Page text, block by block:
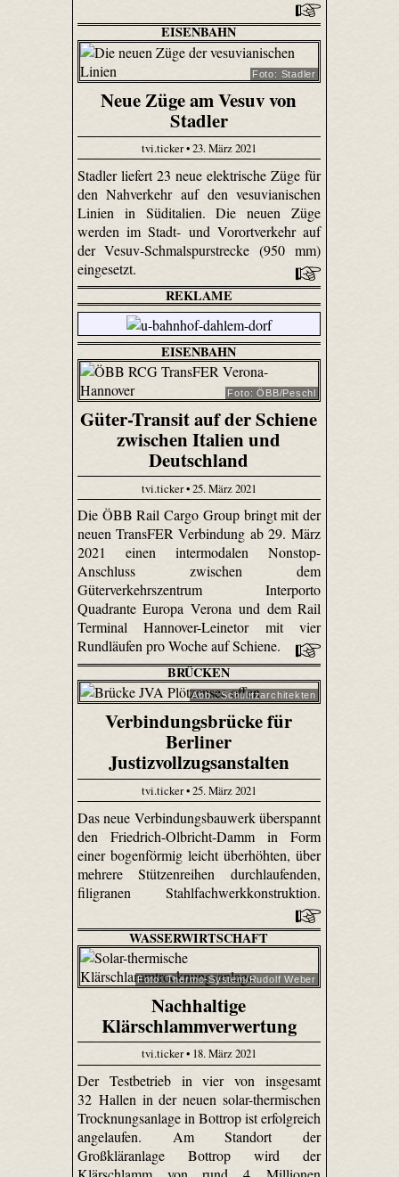
EISENBAHN
Foto: Stadler
Neue Züge am Vesuv von
Stadler
tvi.ticker • 23. März 2021
Stadler liefert 23 neue elektrische Züge für
den Nahverkehr auf den vesuvianischen
Linien in Süditalien. Die neuen Züge
werden im Stadt- und Vorortverkehr auf
der Vesuv-Schmalspurstrecke (950 mm)
eingesetzt.
REKLAME
EISENBAHN
Foto: ÖBB/Peschl
Güter-Transit auf der Schiene
zwischen Italien und
Deutschland
tvi.ticker • 25. März 2021
Die ÖBB Rail Cargo Group bringt mit der
neuen TransFER Verbindung ab 29. März
2021 einen intermodalen Nonstop-
Anschluss zwischen dem
Güterverkehrszentrum Interporto
Quadrante Europa Verona und dem Rail
Terminal Hannover-Leinetor mit vier
Rundläufen pro Woche auf Schiene.
BRÜCKEN
Abb.: Schulitzarchitekten
Verbindungsbrücke für
Berliner
Justizvollzugsanstalten
tvi.ticker • 25. März 2021
Das neue Verbindungsbauwerk überspannt
den Friedrich-Olbricht-Damm in Form
einer bogenförmig leicht überhöhten, über
mehrere Stützenreihen durchlaufenden,
filigranen Stahlfachwerkkonstruktion.
WASSERWIRTSCHAFT
Foto: Thermo-System/Rudolf Weber
Nachhaltige
Klärschlammverwertung
tvi.ticker • 18. März 2021
Der Testbetrieb in vier von insgesamt
32 Hallen in der neuen solar-thermischen
Trocknungsanlage in Bottrop ist erfolgreich
angelaufen. Am Standort der
Großkläranlage Bottrop wird der